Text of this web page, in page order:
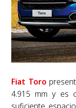
Fiat Toro
4.915 mm y es
suficiente